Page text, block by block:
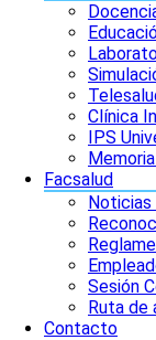
Clínica
IPS
Facsalud
Noticias
Sesión
Ruta de
Contacto